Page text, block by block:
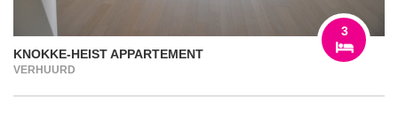
KNOKKE-HEIST APPARTEMENT
VERHUURD
3